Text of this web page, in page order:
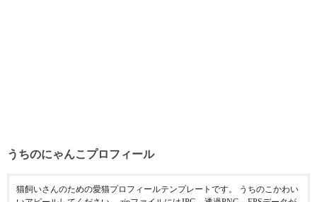
うちのにゃんこプロフィール
猫飼いさんのための愛猫プロフィールテンプレートです。 うちのこかわい